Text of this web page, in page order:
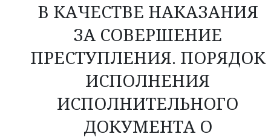
В КАЧЕСТВЕ НАКАЗАНИЯ
ЗА СОВЕРШЕНИЕ
ПРЕСТУПЛЕНИЯ. ПОРЯДОК
ИСПОЛНЕНИЯ
ИСПОЛНИТЕЛЬНОГО
ДОКУМЕНТА О